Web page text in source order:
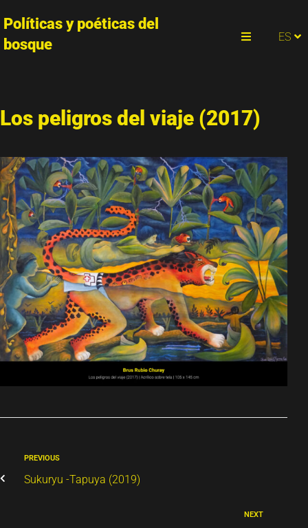
Políticas y poéticas del
bosque
ES
EN
Los peligros del viaje (2017)
PREVIOUS
Sukuryu -Tapuya (2019)
NEXT